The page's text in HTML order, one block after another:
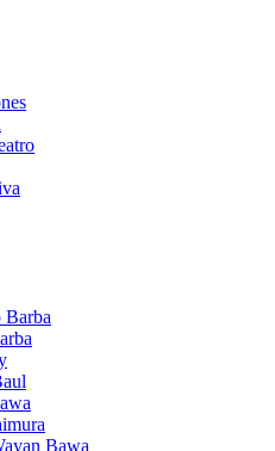
Barba
Bawa